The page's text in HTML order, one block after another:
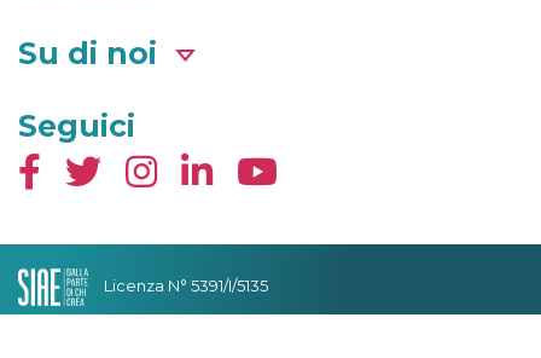
Su di noi
Seguici
Licenza N° 5391/I/5135